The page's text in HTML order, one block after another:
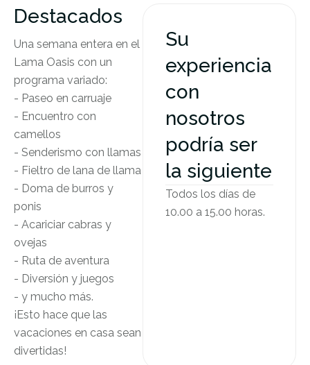
Destacados
Una semana entera en el
Lama Oasis con un
programa variado:
- Paseo en carruaje
- Encuentro con
camellos
- Senderismo con llamas
- Fieltro de lana de llama
- Doma de burros y
ponis
- Acariciar cabras y
ovejas
- Ruta de aventura
- Diversión y juegos
- y mucho más.
¡Esto hace que las
vacaciones en casa sean
divertidas!
Su
experiencia
con
nosotros
podría ser
la siguiente
Todos los días de
10.00 a 15.00 horas.